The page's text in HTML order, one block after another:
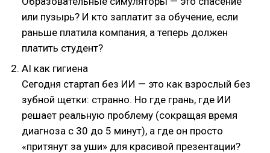
или пузырь? И кто заплатит за обучение, если
раньше платила компания, а теперь должен
платить студент?
AI как гигиена
Сегодня стартап без ИИ — это как взрослый без
зубной щетки: странно. Но где грань, где ИИ
решает реальную проблему (сокращая время
диагноза с 30 до 5 минут), а где он просто
«притянут за уши» для красивой презентации?